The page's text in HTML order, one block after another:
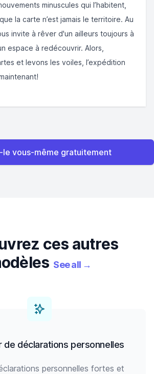
minuscules qui l’habitent,
la carte n’est jamais le territoire. Au
invite à rêver d'un ailleurs toujours à
espace à redécouvrir. Alors,
et levons les voiles, l’expédition
le vous-même gratuitement
ces autres
See all →
de déclarations personnelles
personnelles fortes et